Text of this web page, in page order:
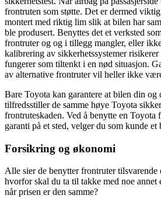
frontruten som støtte. Det er dermed
montert med riktig lim slik at bilen har
ble produsert. Benyttes det et verksted
frontruter og og i tillegg mangler, eller
kalibrering av sikkerhetssystemer
fungerer som tiltenkt i en nød situasjon.
av alternative frontruter vil heller ikke
Bare Toyota kan garantere at bilen din og
tilfredsstiller de samme høye Toyota
frontruteskaden. Ved å benytte en Toyota
garanti på et sted, velger du som kunde
Forsikring og økonomi
Alle sier de benytter frontruter
hvorfor skal du ta til takke med noe
når prisen er den samme?